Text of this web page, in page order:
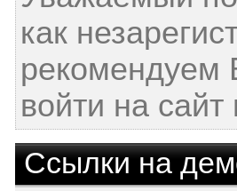
как
рекомендуем
войти на
Ссылки на